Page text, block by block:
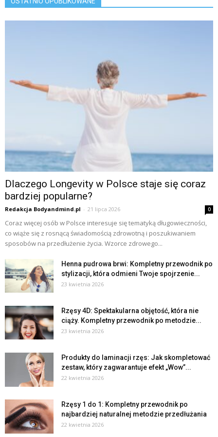
Dlaczego Longevity w Polsce staje się coraz
bardziej popularne?
Redakcja Bodyandmind.pl - 21 lipca 2026 0
Coraz więcej osób w Polsce interesuje się tematyką długowieczności,
co wiąże się z rosnącą świadomością zdrowotną i poszukiwaniem
sposobów na przedłużenie życia. Wzorce zdrowego...
Henna pudrowa brwi: Kompletny przewodnik po
stylizacji, która odmieni Twoje spojrzenie...
23 kwietnia 2026
Rzęsy 4D: Spektakularna objętość, która nie
ciąży. Kompletny przewodnik po metodzie...
23 kwietnia 2026
Produkty do laminacji rzęs: Jak skompletować
zestaw, który zagwarantuje efekt „Wow”...
22 kwietnia 2026
Rzęsy 1 do 1: Kompletny przewodnik po
najbardziej naturalnej metodzie przedłużania
22 kwietnia 2026